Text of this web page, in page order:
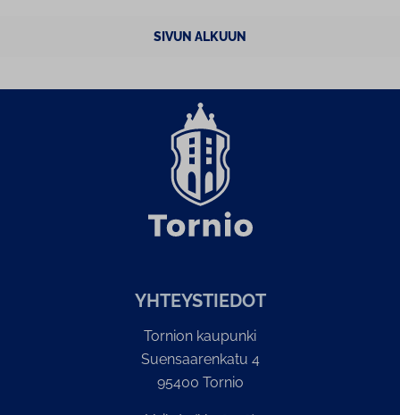
SIVUN ALKUUN
YH­TEYS­TIE­DOT
Tornion kaupunki
Suensaarenkatu 4
95400 Tornio